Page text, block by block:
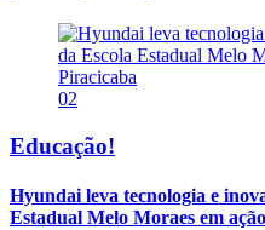
02
Educação!
Hyundai leva tecnologia e
Estadual Melo Moraes em